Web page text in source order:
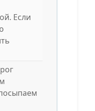
Если